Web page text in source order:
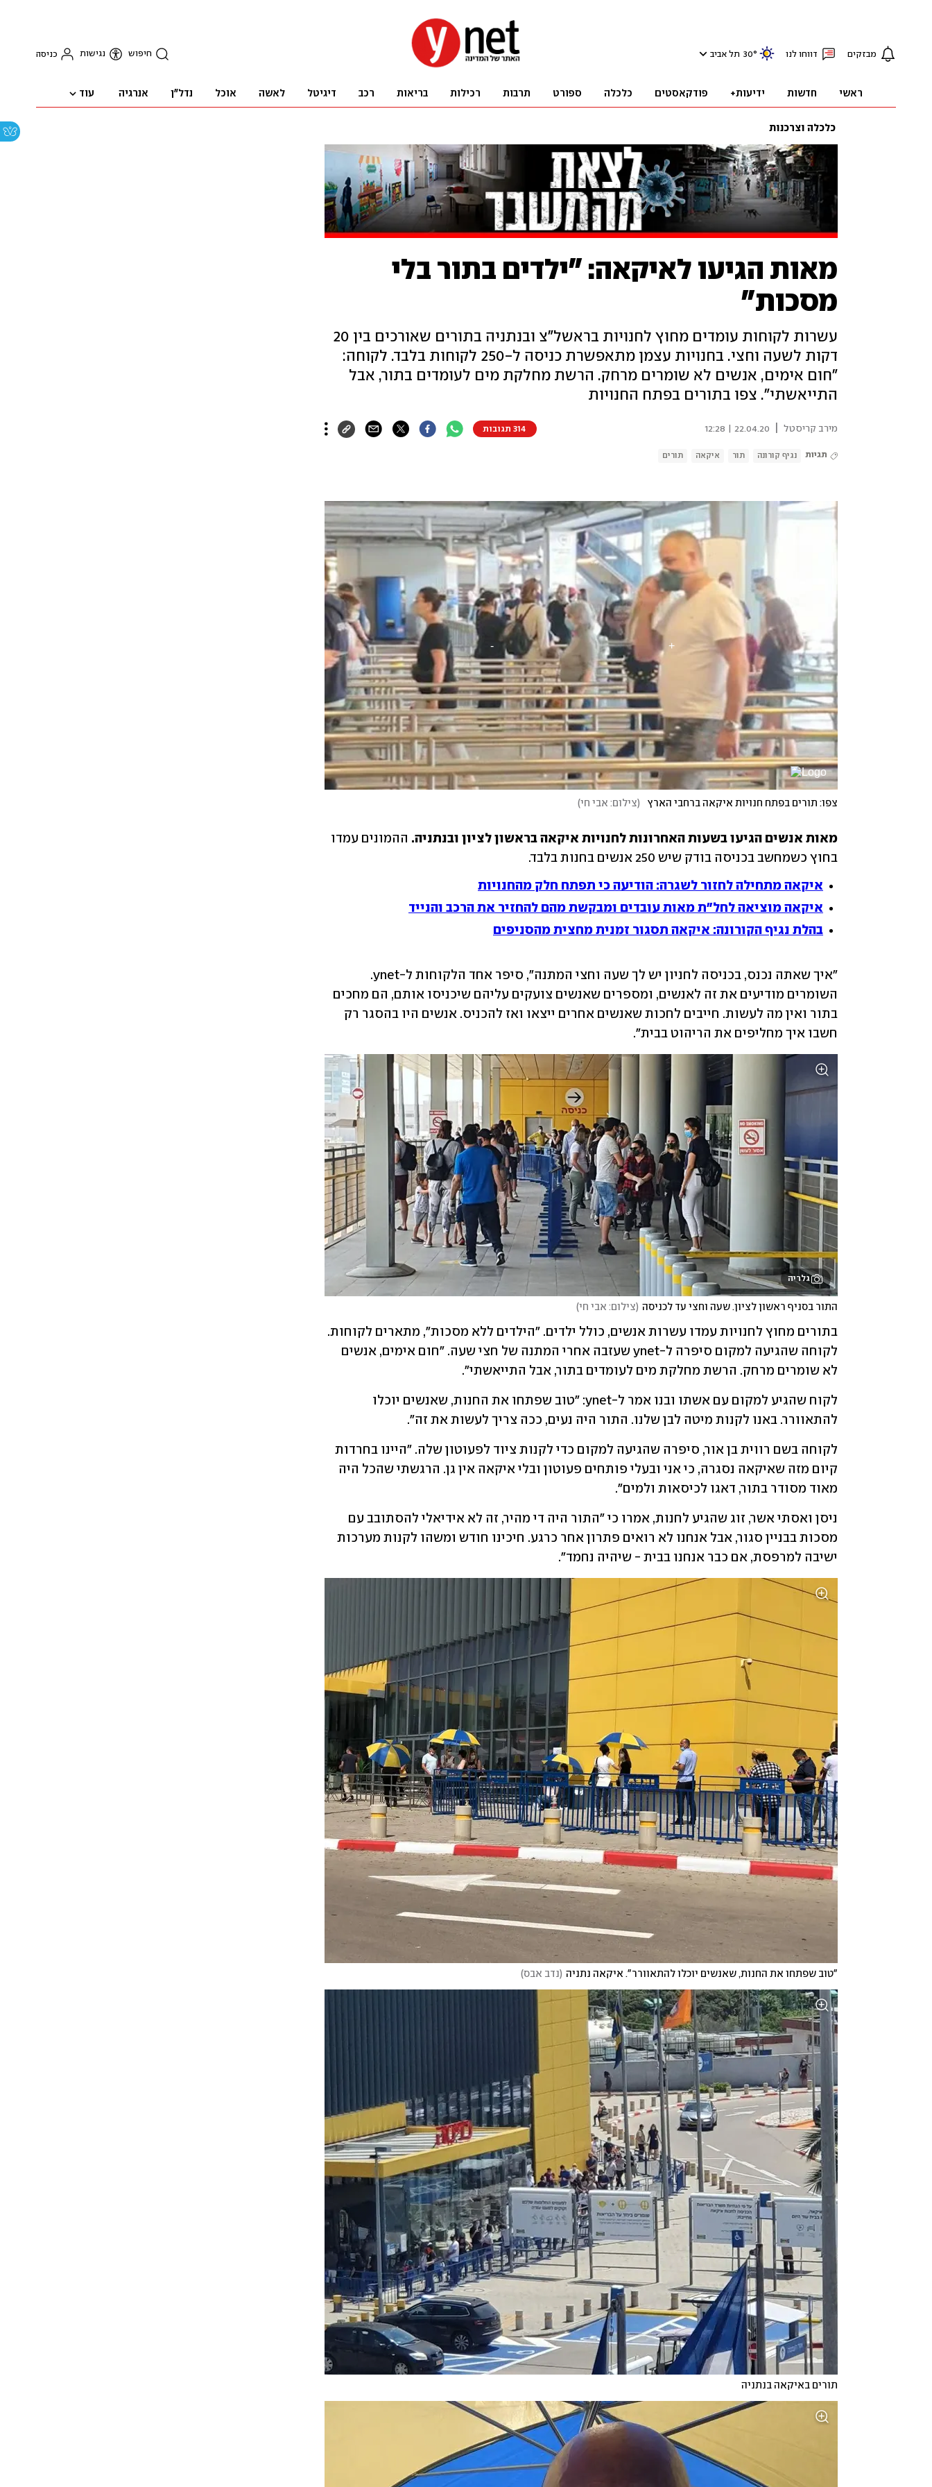
מבזקים דווחו לנו 30° תל אביב חיפוש נגישות כניסה
ראשי חדשות ידיעות+ פודקאסטים כלכלה ספורט תרבות רכילות בריאות רכב דיגיטל לאשה אוכל נדל"ן אנרגיה עוד
כלכלה וצרכנות
מאות הגיעו לאיקאה: "ילדים בתור בלי
מסכות"
עשרות לקוחות עומדים מחוץ לחנויות בראשל"צ ובנתניה בתורים שאורכים בין 20
דקות לשעה וחצי. בחנויות עצמן מתאפשרת כניסה ל-250 לקוחות בלבד. לקוחה:
"חום אימים, אנשים לא שומרים מרחק. הרשת מחלקת מים לעומדים בתור, אבל
התייאשתי". צפו בתורים בפתח החנויות
מירב קריסטל 22.04.20 | 12:28 314 תגובות
תגיות נגיף קורונה תור איקאה תורים
צפו: תורים בפתח חנויות איקאה ברחבי הארץ (צילום: אבי חי)
מאות אנשים הגיעו בשעות האחרונות לחנויות איקאה בראשון לציון ובנתניה.
בחוץ כשמחשב בכניסה בודק שיש 250 אנשים בחנות בלבד.
איקאה מתחילה לחזור לשגרה: הודיעה כי תפתח חלק מהחנויות
איקאה מוציאה לחל"ת מאות עובדים ומבקשת מהם להחזיר את הרכב והנייד
בהלת נגיף הקורונה: איקאה תסגור זמנית מחצית מהסניפים
חשבו איך מחליפים את הריהוט בבית".
גלריה
התור בסניף ראשון לציון. שעה וחצי עד לכניסה (צילום: אבי חי)
לא שומרים מרחק. הרשת מחלקת מים לעומדים בתור, אבל התייאשתי".
להתאוורר. באנו לקנות מיטה לבן שלנו. התור היה נעים, ככה צריך לעשות את זה".
מאוד מסודר בתור, דאגו לכיסאות ולמים".
ישיבה למרפסת, אם כבר אנחנו בבית - שיהיה נחמד".
"טוב שפתחו את החנות, שאנשים יוכלו להתאוורר". איקאה נתניה ( נדב אבס)
תורים באיקאה בנתניה